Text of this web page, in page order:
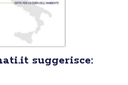
suggerisce: